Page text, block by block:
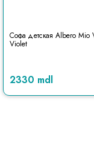
Софа детская Albero Mio
Violet
2330 mdl